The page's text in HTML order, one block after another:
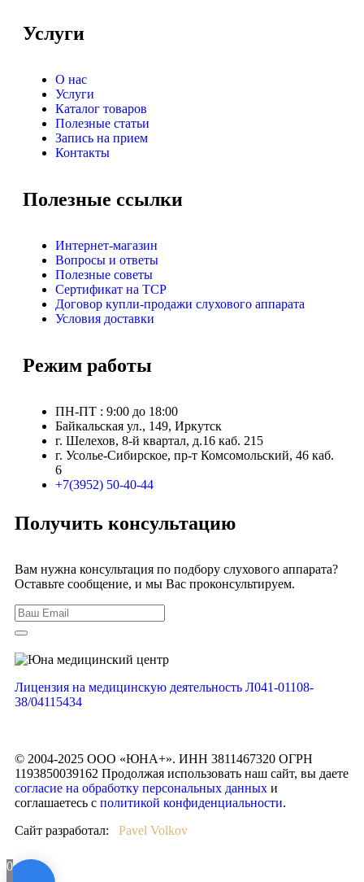
Услуги
О нас
Услуги
Каталог товаров
Полезные статьи
Запись на прием
Контакты
Полезные ссылки
Интернет-магазин
Вопросы и ответы
Полезные советы
Сертификат на ТСР
Договор купли-продажи слухового аппарата
Условия доставки
Режим работы
ПН-ПТ : 9:00 до 18:00
Байкальская ул., 149, Иркутск
г. Шелехов, 8-й квартал, д.16 каб. 215
г. Усолье-Сибирское, пр-т Комсомольский, 46 каб.
6
+7(3952) 50-40-44
Получить консультацию
Вам нужна консультация по подбору слухового аппарата?
Оставьте сообщение, и мы Вас проконсультируем.
Лицензия на медицинскую деятельность Л041-01108-
38/04115434
© 2004-2025 ООО «ЮНА+». ИНН 3811467320 ОГРН
1193850039162 Продолжая использовать наш сайт, вы даете
согласие на обработку персональных данных и
соглашаетесь с политикой конфиденциальности.
Сайт разработал:
Pavel Volkov
0